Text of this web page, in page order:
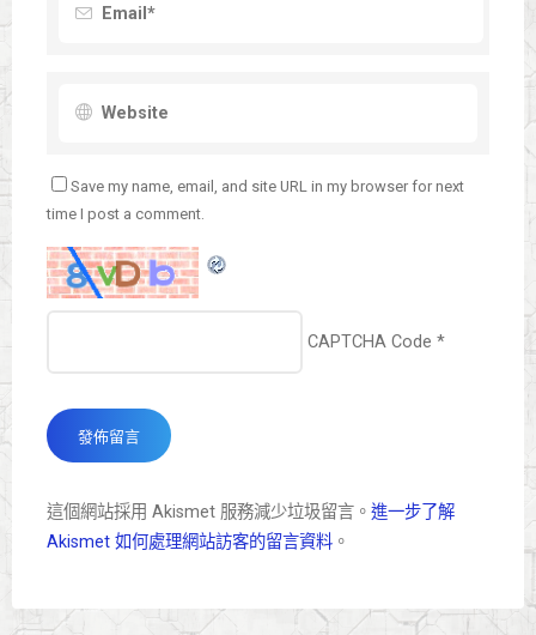
Save my name, email, and site URL in my browser for next
time I post a comment.
CAPTCHA Code *
這個網站採用 Akismet 服務減少垃圾留言。 進一步了解
Akismet 如何處理網站訪客的留言資料。